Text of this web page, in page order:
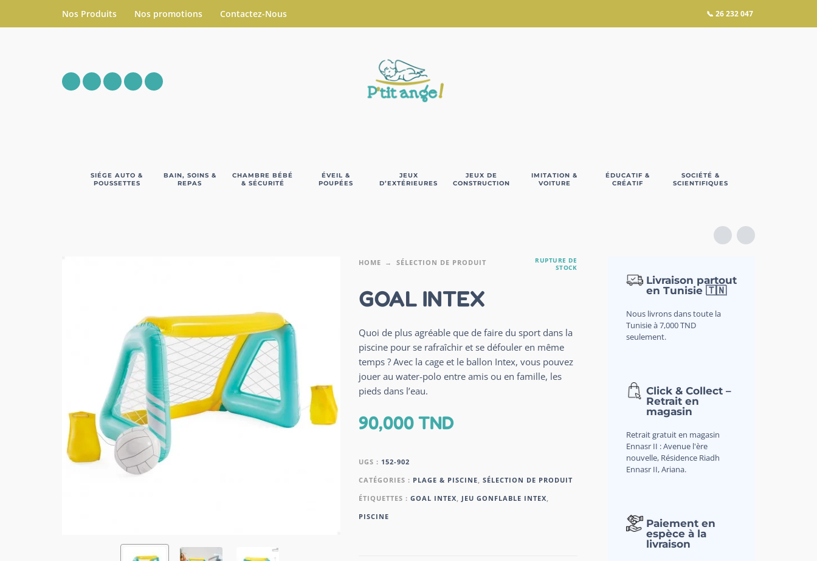
Nos Produits Nos promotions Contactez-Nous 📞 26 232 047
SIÉGE AUTO &
POUSSETTES
BAIN, SOINS &
REPAS
CHAMBRE BÉBÉ
& SÉCURITÉ
ÉVEIL &
POUPÉES
JEUX
D’EXTÉRIEURES
JEUX DE
CONSTRUCTION
IMITATION &
VOITURE
ÉDUCATIF &
CRÉATIF
SOCIÉTÉ &
SCIENTIFIQUES
HOME SÉLECTION DE PRODUIT
RUPTURE DE
STOCK
GOAL INTEX
Quoi de plus agréable que de faire du sport dans la
piscine pour se rafraîchir et se défouler en même
temps ? Avec la cage et le ballon Intex, vous pouvez
jouer au water-polo entre amis ou en famille, les
pieds dans l’eau.
90,000TND
UGS : 152-902
CATÉGORIES : PLAGE & PISCINE, SÉLECTION DE PRODUIT
ÉTIQUETTES : GOAL INTEX, JEU GONFLABLE INTEX,
PISCINE
Livraison partout
en Tunisie 🇹🇳
Nous livrons dans toute la
Tunisie à 7,000 TND
seulement.
Click & Collect –
Retrait en
magasin
Retrait gratuit en magasin
Ennasr II : Avenue l'ère
nouvelle, Résidence Riadh
Ennasr II, Ariana.
Paiement en
espèce à la
livraison